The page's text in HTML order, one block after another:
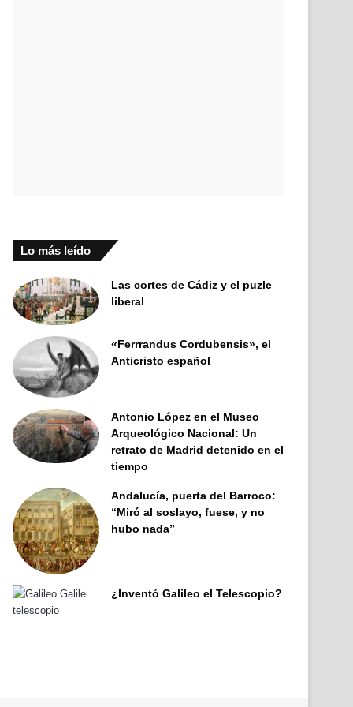
Lo más leído
Las cortes de Cádiz y el puzle
liberal
«Ferrrandus Cordubensis», el
Anticristo español
Antonio López en el Museo
Arqueológico Nacional: Un
retrato de Madrid detenido en el
tiempo
Andalucía, puerta del Barroco:
“Miró al soslayo, fuese, y no
hubo nada”
¿Inventó Galileo el Telescopio?